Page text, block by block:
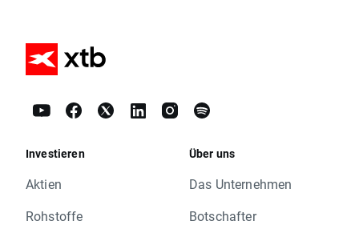
Investieren
Aktien
Rohstoffe
Über uns
Das Unternehmen
Botschafter